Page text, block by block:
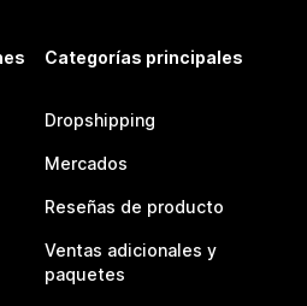
Categorías principales
Dropshipping
Mercados
Reseñas de producto
Ventas adicionales y
paquetes